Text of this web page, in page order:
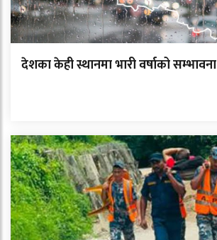
देशका केही स्थानमा भारी वर्षाको सम्भावना